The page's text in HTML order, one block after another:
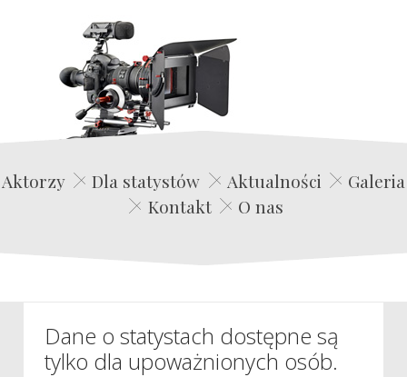
Edwin Film Agencja Aktorska
Aktorzy Dla statystów Aktualności
Galeria
Kontakt
O nas
Dane o statystach dostępne są
tylko dla upoważnionych osób.